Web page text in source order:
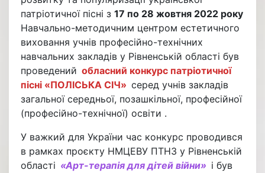
патріотичної пісні з 17 по 28 жовтня 2022 року
Навчально-методичним центром естетичного
виховання учнів професійно-технічних
навчальних закладів у Рівненській області був
проведений обласний конкурс патріотичної
пісні «ПОЛІСЬКА СІЧ» серед учнів закладів
загальної середньої, позашкільної, професійної
(професійно-технічної) освіти .
У важкий для України час конкурс проводився
в рамках проєкту НМЦЕВУ ПТНЗ у Рівненській
області «Арт-терапія для дітей війни» і був